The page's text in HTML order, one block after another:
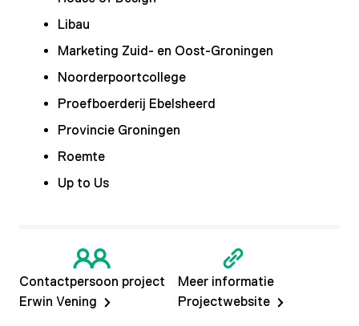
Libau
Marketing Zuid- en Oost-Groningen
Noorderpoortcollege
Proefboerderij Ebelsheerd
Provincie Groningen
Roemte
Up to Us
Contactpersoon project
Erwin Vening
Meer informatie
Projectwebsite